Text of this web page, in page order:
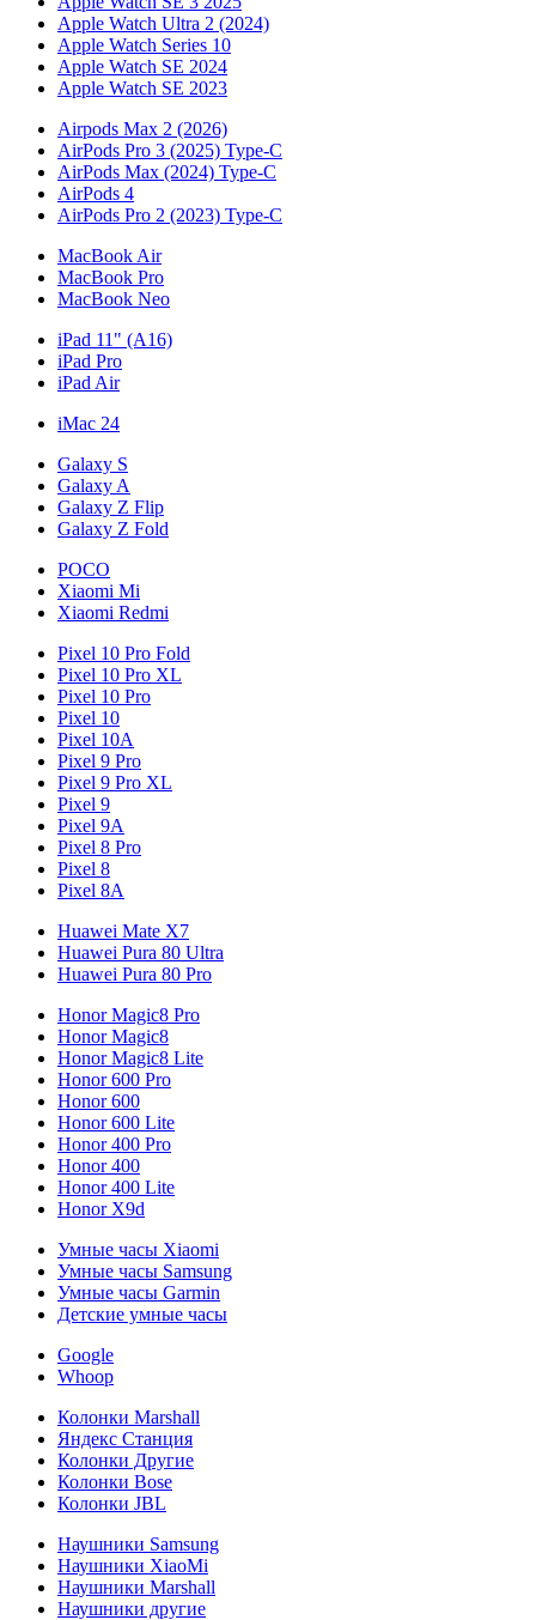
Apple Watch Ultra 2 (2024)
Apple Watch Series 10
Apple Watch SE 2024
Apple Watch SE 2023
Airpods Max 2 (2026)
AirPods Pro 3 (2025) Type-C
AirPods Max (2024) Type-C
AirPods 4
AirPods Pro 2 (2023) Type-C
MacBook Air
MacBook Pro
MacBook Neo
iPad 11" (A16)
iPad Pro
iPad Air
iMac 24
Galaxy S
Galaxy A
Galaxy Z Flip
Galaxy Z Fold
POCO
Xiaomi Mi
Xiaomi Redmi
Pixel 10 Pro Fold
Pixel 10 Pro XL
Pixel 10 Pro
Pixel 10
Pixel 10A
Pixel 9 Pro
Pixel 9 Pro XL
Pixel 9
Pixel 9A
Pixel 8 Pro
Pixel 8
Pixel 8A
Huawei Mate X7
Huawei Pura 80 Ultra
Huawei Pura 80 Pro
Honor Magic8 Pro
Honor Magic8
Honor Magic8 Lite
Honor 600 Pro
Honor 600
Honor 600 Lite
Honor 400 Pro
Honor 400
Honor 400 Lite
Honor X9d
Умные часы Xiaomi
Умные часы Samsung
Умные часы Garmin
Детские умные часы
Google
Whoop
Колонки Marshall
Яндекс Станция
Колонки Другие
Колонки Bose
Колонки JBL
Наушники Samsung
Наушники XiaoMi
Наушники Marshall
Наушники другие